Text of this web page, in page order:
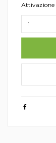
Attivazione